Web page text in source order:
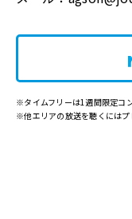
※タイムフリーは1週間限定コ
※他エリアの放送を聴くにはプ